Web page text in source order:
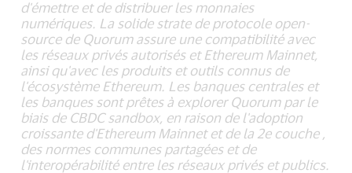
d'émettre et de distribuer les monnaies
numériques. La solide strate de protocole open-
source de Quorum assure une compatibilité avec
les réseaux privés autorisés et Ethereum Mainnet,
ainsi qu'avec les produits et outils connus de
l'écosystème Ethereum. Les banques centrales et
les banques sont prêtes à explorer Quorum par le
biais de CBDC sandbox, en raison de l'adoption
croissante d'Ethereum Mainnet et de la 2e couche ,
des normes communes partagées et de
l'interopérabilité entre les réseaux privés et publics.